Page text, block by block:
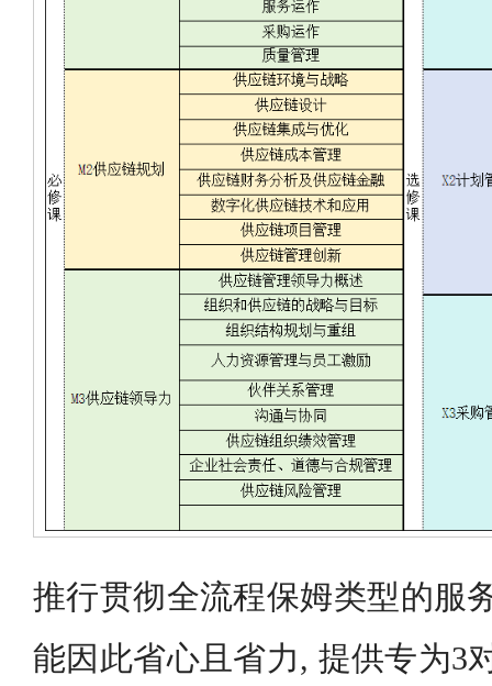
推行贯彻全流程保姆类型的服
能因此省心且省力, 提供专为3